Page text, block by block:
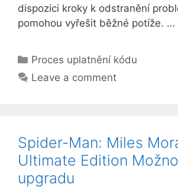
dispozici kroky k odstranění
pomohou vyřešit běžné potíže. …
Categories
Proces uplatnění kódu
Leave a comment
Spider-Man: Miles
Ultimate Edition
upgradu